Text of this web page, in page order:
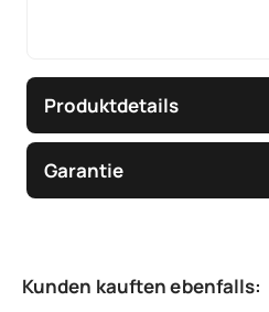
Produktdetails
Garantie